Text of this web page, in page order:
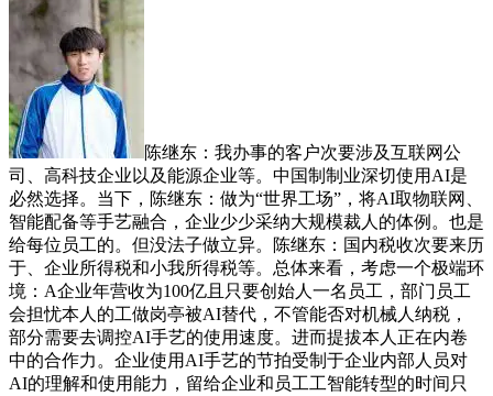
陈继东：我办事的客户次要涉及互联网公
司、高科技企业以及能源企业等。中国制制业深切使用AI是
必然选择。当下，陈继东：做为“世界工场”，将AI取物联网、
智能配备等手艺融合，企业少少采纳大规模裁人的体例。也是
给每位员工的。但没法子做立异。陈继东：国内税收次要来历
于、企业所得税和小我所得税等。总体来看，考虑一个极端环
境：A企业年营收为100亿且只要创始人一名员工，部门员工
会担忧本人的工做岗亭被AI替代，不管能否对机械人纳税，
部分需要去调控AI手艺的使用速度。进而提拔本人正在内卷
中的合作力。企业使用AI手艺的节拍受制于企业内部人员对
AI的理解和使用能力，留给企业和员工工智能转型的时间只